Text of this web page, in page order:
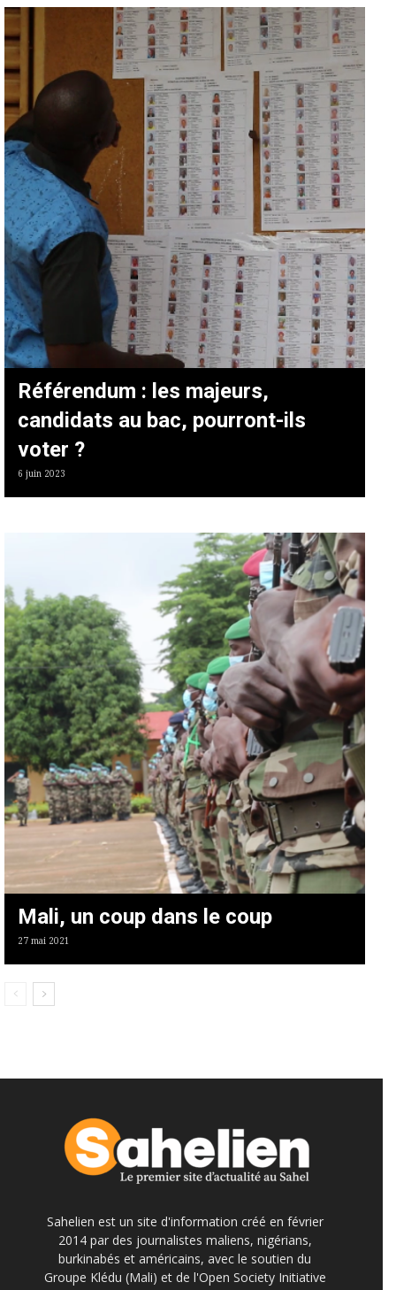
Référendum : les majeurs,
candidats au bac, pourront-ils
voter ?
6 juin 2023
Mali, un coup dans le coup
27 mai 2021
Sahelien est un site d'information créé en février
2014 par des journalistes maliens, nigérians,
burkinabés et américains, avec le soutien du
Groupe Klédu (Mali) et de l'Open Society Initiative